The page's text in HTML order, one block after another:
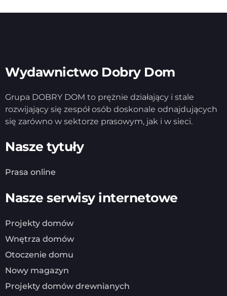
Wydawnictwo Dobry Dom
Grupa DOBRY DOM to prężnie działający i stale
rozwijający się zespół osób doskonale odnajdujących
się zarówno w sektorze prasowym, jak i w sieci.
Nasze tytuły
Prasa online
Nasze serwisy internetowe
Projekty domów
Wnętrza domów
Otoczenie domu
Nowy magazyn
Projekty domów drewnianych